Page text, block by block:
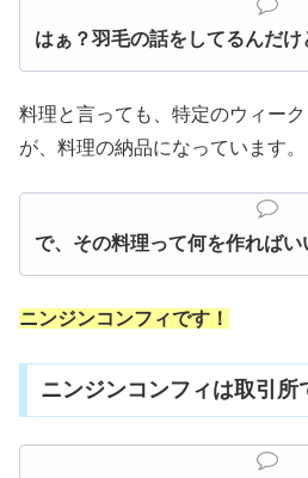
はぁ？羽毛の話をしてるんだけ
料理と言っても、特定のウィー
が、料理の納品になっています。
で、その料理って何を作ればい
ニンジンコンフィです！
ニンジンコンフィは取引所